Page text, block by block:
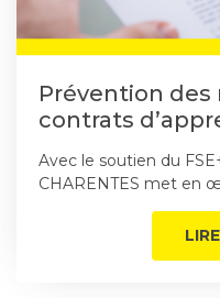
Prévention
contrats
Avec le soutien du
CHARENTES met en